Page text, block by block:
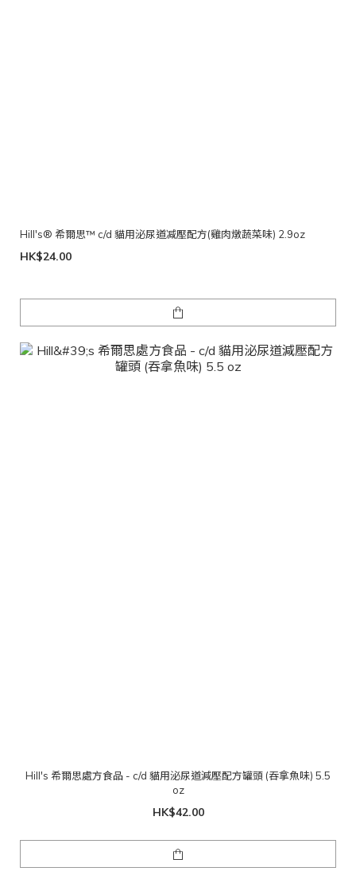
Hill's® 希爾思™ c/d 貓用泌尿道减壓配方(雞肉燉蔬菜味) 2.9oz
HK$24.00
Hill's 希爾思處方食品 - c/d 貓用泌尿道減壓配方罐頭 (吞拿魚味) 5.5
oz
HK$42.00